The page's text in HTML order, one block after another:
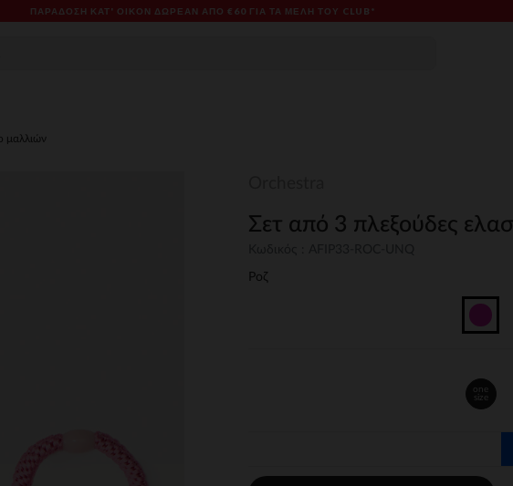
ΠΑΡΆΔΟΣΗ ΚΑΤ' ΟΊΚΟΝ ΔΩΡΕΑΝ ΑΠΌ €60 ΓΙΑ ΤΑ ΜΈΛΗ ΤΟΥ CLUB*
μαλλιών
Σετ από 3 πλεξούδες
Ροζ
one
size